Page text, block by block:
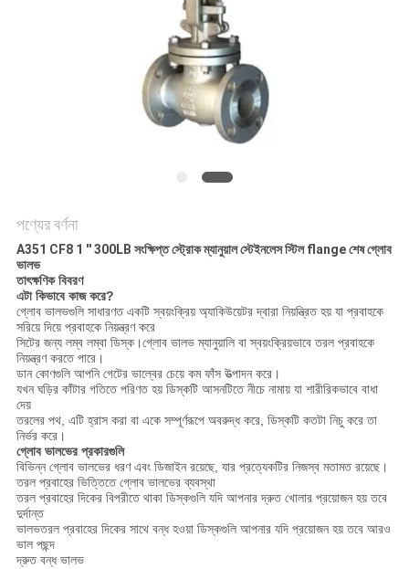
পণ্যের বর্ণনা
A351 CF8 1 '' 300LB সংক্ষিপ্ত স্ট্রোক ম্যানুয়াল স্টেইনলেস স্টিল flange শেষ গ্লোব
ভালভ
তাৎক্ষণিক বিবরণ
এটা কিভাবে কাজ করে?
গ্লোব ভালভগুলি সাধারণত একটি স্বয়ংক্রিয় অ্যাকিউয়েটর দ্বারা নিয়ন্ত্রিত হয় যা প্রবাহকে
সরিয়ে দিয়ে প্রবাহকে নিয়ন্ত্রণ করে
সিটের জন্য লম্ব লম্বা ডিস্ক।গ্লোব ভালভ ম্যানুয়ালি বা স্বয়ংক্রিয়ভাবে তরল প্রবাহকে
নিয়ন্ত্রণ করতে পারে।
ডান কোণগুলি আপনি গেটের ভাল্বের চেয়ে কম ফাঁস উত্পাদন করে।
যখন ঘড়ির কাঁটার গতিতে পরিণত হয় ডিস্কটি আসনটিতে নীচে নামায় যা শারীরিকভাবে বাধা
দেয়
তরলের পথ, এটি হ্রাস করা বা একে সম্পূর্ণরূপে অবরুদ্ধ করে, ডিস্কটি কতটা নিচু করে তা
নির্ভর করে।
গ্লোব ভালভের প্রকারগুলি
বিভিন্ন গ্লোব ভালভের ধরণ এবং ডিজাইন রয়েছে, যার প্রত্যেকটির নিজস্ব মতামত রয়েছে।
তরল প্রবাহের ভিত্তিতে গ্লোব ভালভের ব্যবস্থা
তরল প্রবাহের দিকের বিপরীতে থাকা ডিস্কগুলি যদি আপনার দ্রুত খোলার প্রয়োজন হয় তবে
দুর্দান্ত
ভালভতরল প্রবাহের দিকের সাথে বন্ধ হওয়া ডিস্কগুলি আপনার যদি প্রয়োজন হয় তবে আরও
ভাল পছন্দ
দ্রুত বন্ধ ভালভ